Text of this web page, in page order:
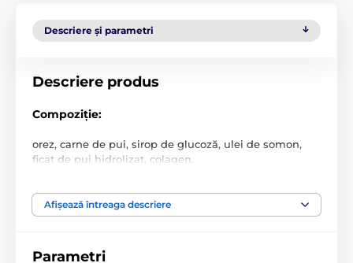
Descriere și parametri
Descriere produs
Compoziție:
orez, carne de pui, sirop de glucoză, ulei de somon,
ficat de pui hidrolizat, colagen.
proteine brute 15,3%, umiditate 17%, uleiuri și grăsimi
Specificațiile tehnice pot fi modificate fără o notificare
Afișează întreaga descriere
Parametri